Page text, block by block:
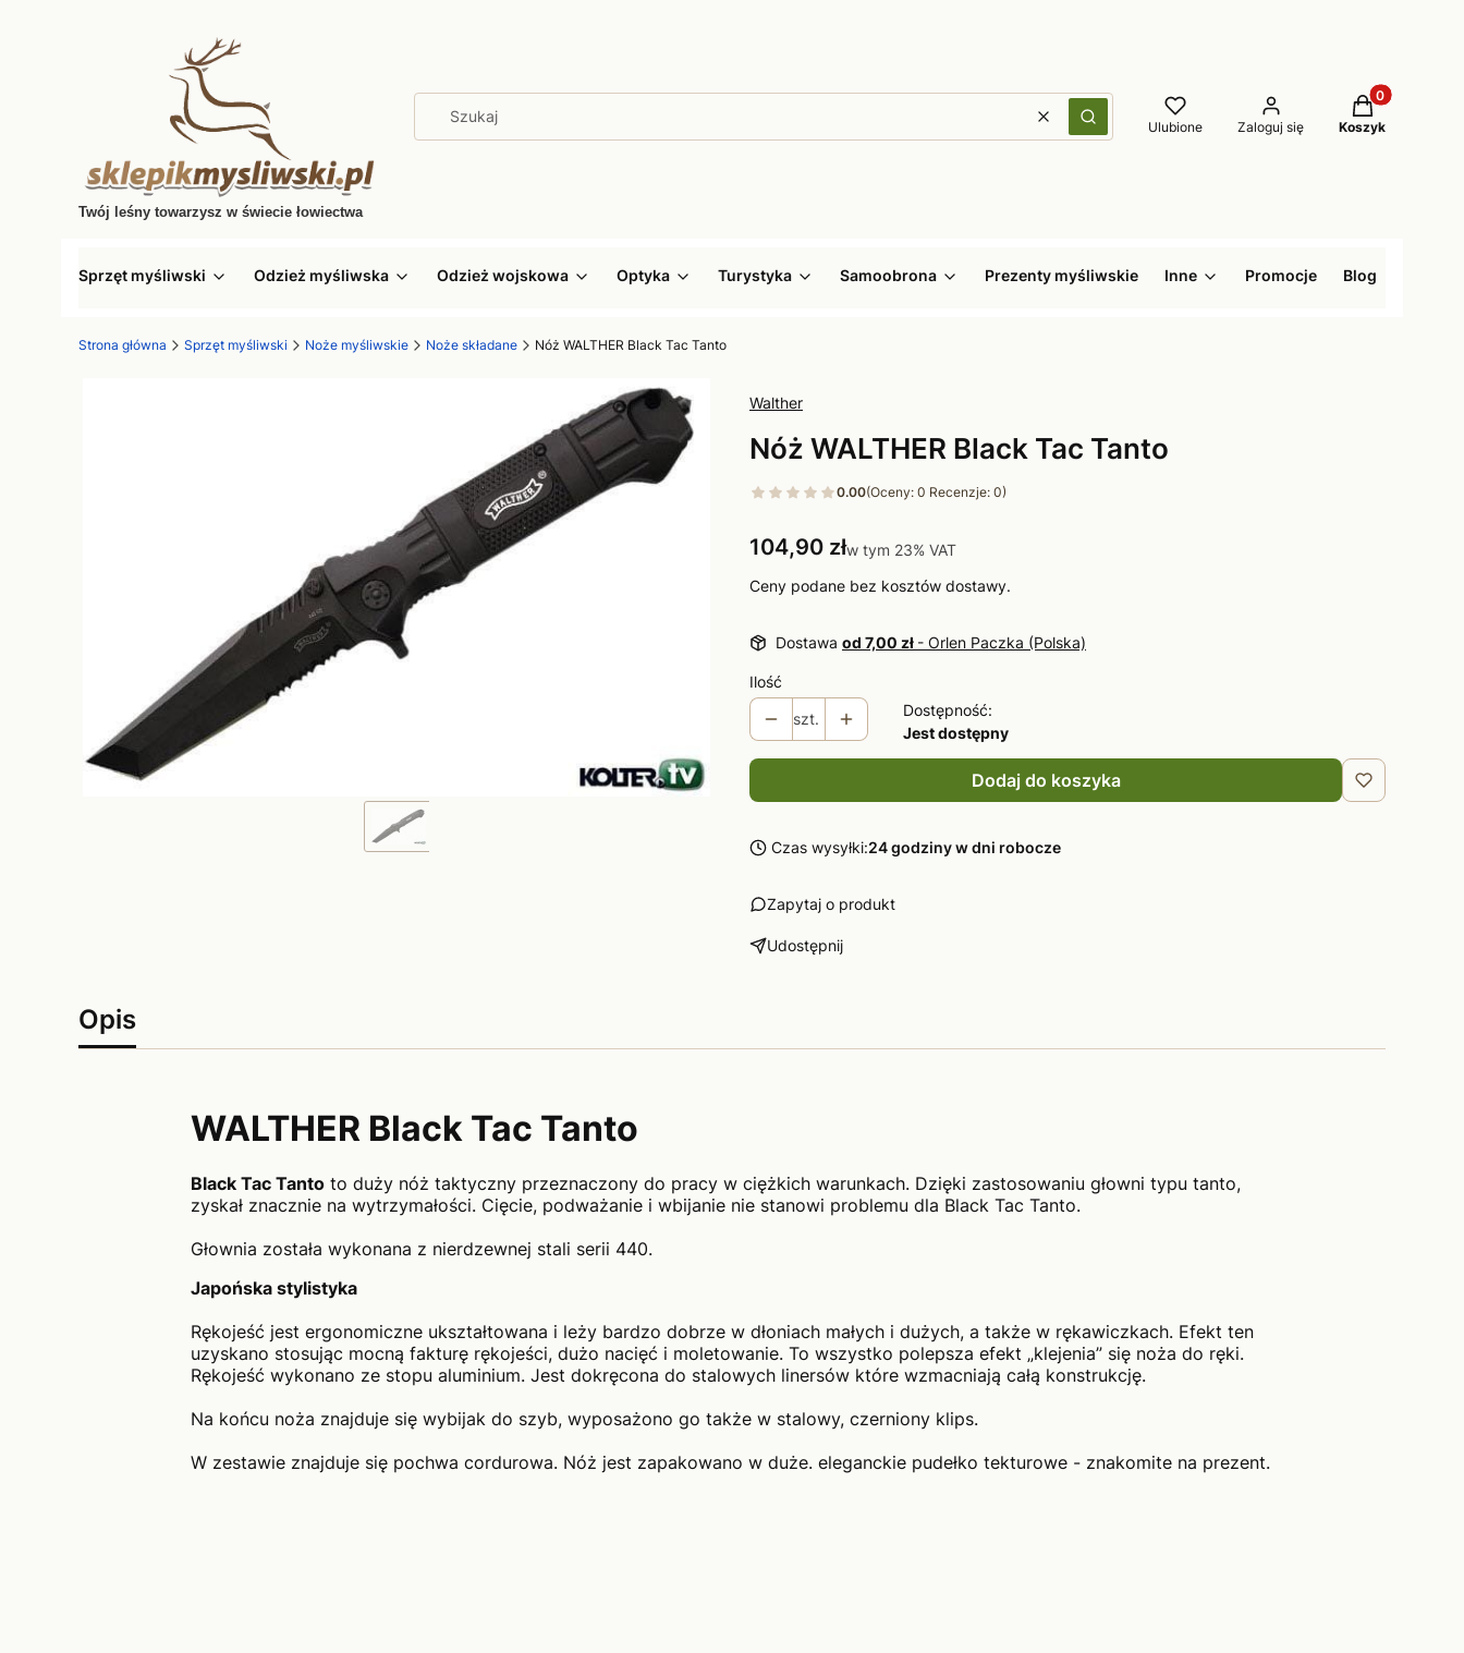
WyczyśćSzukaj Ulubione Zaloguj się
Produkty w
Koszyk
Twój leśny towarzysz w świecie łowiectwa
Sprzęt myśliwski Odzież myśliwska Odzież wojskowa Optyka Turystyka Samoobrona Prezenty myśliwskie Inne Promocje Blog
Strona główna Sprzęt myśliwski Noże myśliwskie Noże składane Nóż WALTHER Black Tac Tanto
Walther
Nóż WALTHER Black Tac Tanto
0.00(Oceny: 0 Recenzje: 0)
Cena
104,90 złw tym 23% VAT
w tym 23% VAT
Ceny podane bez kosztów dostawy.
Dostawa od 7,00 zł - Orlen Paczka (Polska)
Ilość
szt.
Dostępność:
Jest dostępny
Dodaj do koszyka
Czas wysyłki:24 godziny w dni robocze
Zapytaj o produkt
Udostępnij
Opis
WALTHER Black Tac Tanto
Black Tac Tantoto duży nóż taktyczny przeznaczony do pracy w ciężkich warunkach. Dzięki zastosowaniu głowni typu tanto,
zyskał znacznie na wytrzymałości. Cięcie, podważanie i wbijanie nie stanowi problemu dla Black Tac Tanto.
Głownia została wykonana z nierdzewnej stali serii 440.
Japońska stylistyka
Rękojeść jest ergonomiczne ukształtowana i leży bardzo dobrze w dłoniach małych i dużych, a także w rękawiczkach. Efekt ten
uzyskano stosując mocną fakturę rękojeści, dużo nacięć i moletowanie. To wszystko polepsza efekt „klejenia” się noża do ręki.
Rękojeść wykonano ze stopu aluminium. Jest dokręcona do stalowych linersów które wzmacniają całą konstrukcję.
Na końcu noża znajduje się wybijak do szyb, wyposażono go także w stalowy, czerniony klips.
W zestawie znajduje się pochwa cordurowa. Nóż jest zapakowano w duże. eleganckie pudełko tekturowe - znakomite na prezent.